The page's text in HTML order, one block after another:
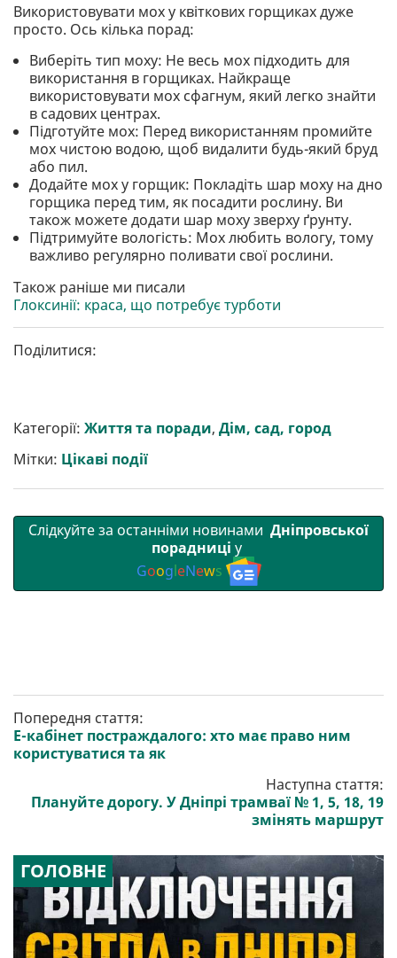
Використовувати мох у квіткових горщиках дуже
просто. Ось кілька порад:
Виберіть тип моху: Не весь мох підходить для
використання в горщиках. Найкраще
використовувати мох сфагнум, який легко знайти
в садових центрах.
Підготуйте мох: Перед використанням промийте
мох чистою водою, щоб видалити будь-який бруд
або пил.
Додайте мох у горщик: Покладіть шар моху на дно
горщика перед тим, як посадити рослину. Ви
також можете додати шар моху зверху ґрунту.
Підтримуйте вологість: Мох любить вологу, тому
важливо регулярно поливати свої рослини.
Також раніше ми писали
Глоксинії: краса, що потребує турботи
Поділитися:
Категорії: Життя та поради, Дім, сад, город
Мітки: Цікаві події
Слідкуйте за останніми новинами Дніпровської
порадниці у
GoogleNews
Попередня стаття:
Е-кабінет постраждалого: хто має право ним
користуватися та як
Наступна стаття:
Плануйте дорогу. У Дніпрі трамваї № 1, 5, 18, 19
змінять маршрут
ГОЛОВНЕ